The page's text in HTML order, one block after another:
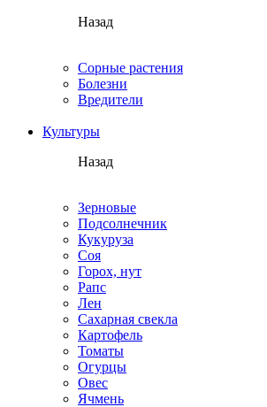
Назад
Сорные растения
Болезни
Вредители
Культуры
Назад
Зерновые
Подсолнечник
Кукуруза
Соя
Горох, нут
Рапс
Лен
Сахарная свекла
Картофель
Томаты
Огурцы
Овес
Ячмень